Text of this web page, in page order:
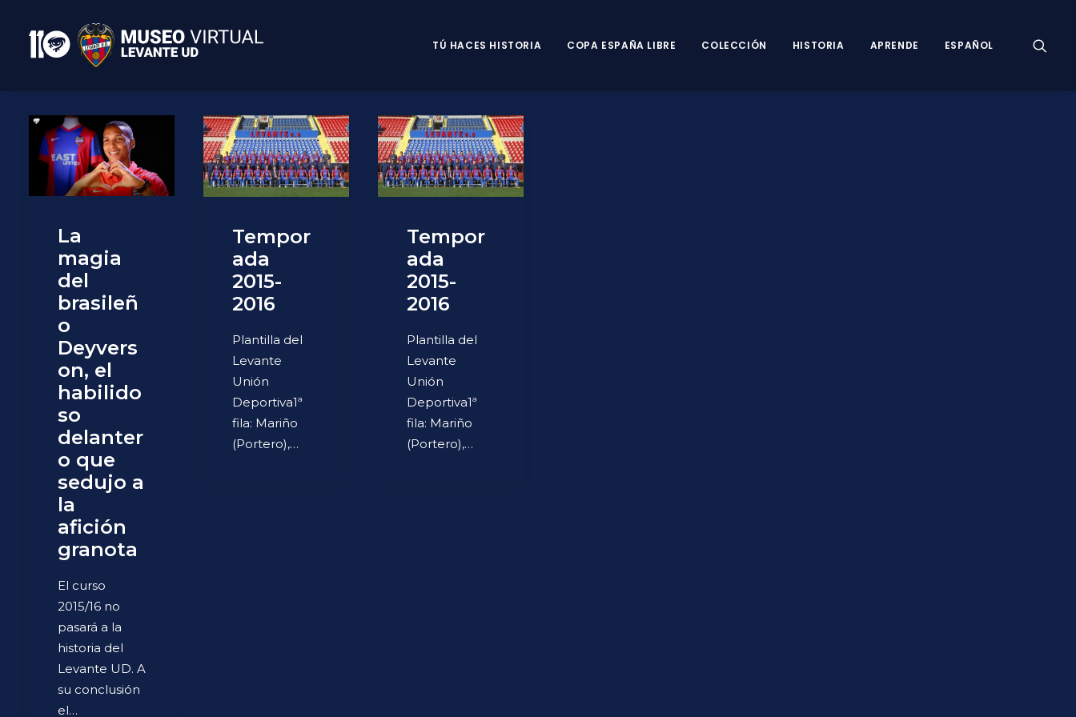
TÚ HACES HISTORIA COPA ESPAÑA LIBRE COLECCIÓN HISTORIA APRENDE ESPAÑOL
La
magia
del
brasileñ
o
Deyvers
on, el
habilido
so
delanter
o que
sedujo a
la
afición
granota
El curso
2015/16 no
pasará a la
historia del
Levante UD. A
su conclusión
el…
Tempor
ada
2015-
2016
Plantilla del
Levante
Unión
Deportiva1ª
fila: Mariño
(Portero),…
Tempor
ada
2015-
2016
Plantilla del
Levante
Unión
Deportiva1ª
fila: Mariño
(Portero),…